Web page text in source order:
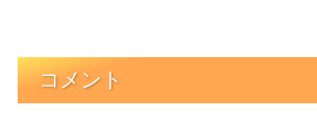
コメント